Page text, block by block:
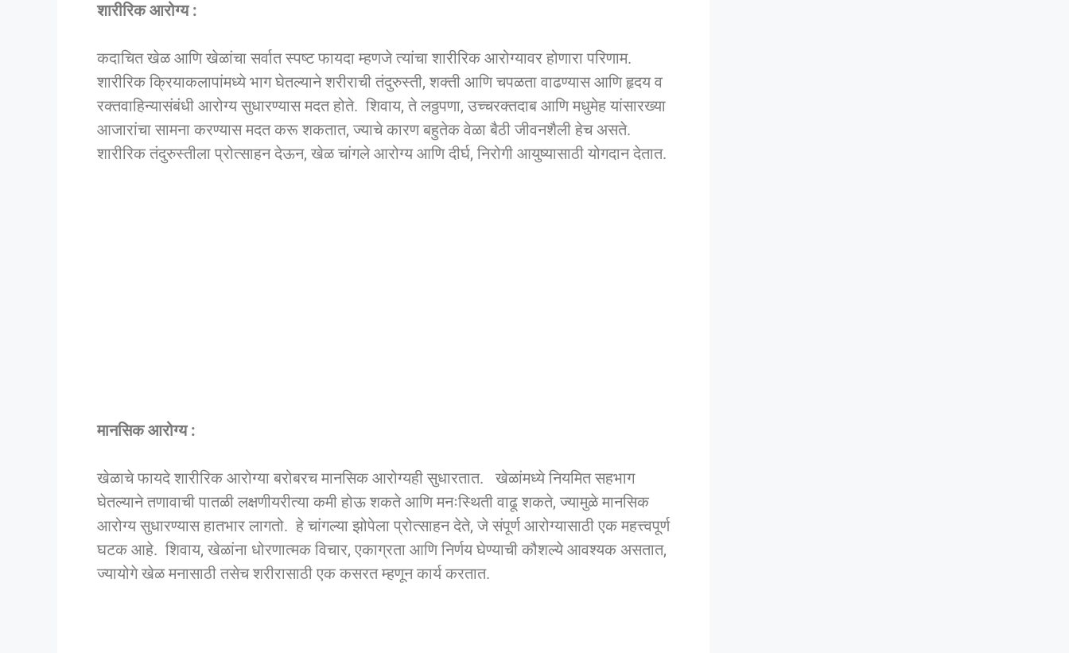
शारीरिक आरोग्य :
कदाचित खेळ आणि खेळांचा सर्वात स्पष्ट फायदा म्हणजे त्यांचा शारीरिक आरोग्यावर होणारा परिणाम.
शारीरिक क्रियाकलापांमध्ये भाग घेतल्याने शरीराची तंदुरुस्ती, शक्ती आणि चपळता वाढण्यास आणि हृदय व
रक्तवाहिन्यासंबंधी आरोग्य सुधारण्यास मदत होते. शिवाय, ते लठ्ठपणा, उच्चरक्तदाब आणि मधुमेह यांसारख्या
आजारांचा सामना करण्यास मदत करू शकतात, ज्याचे कारण बहुतेक वेळा बैठी जीवनशैली हेच असते.
शारीरिक तंदुरुस्तीला प्रोत्साहन देऊन, खेळ चांगले आरोग्य आणि दीर्घ, निरोगी आयुष्यासाठी योगदान देतात.
मानसिक आरोग्य :
खेळाचे फायदे शारीरिक आरोग्या बरोबरच मानसिक आरोग्यही सुधारतात. खेळांमध्ये नियमित सहभाग
घेतल्याने तणावाची पातळी लक्षणीयरीत्या कमी होऊ शकते आणि मनःस्थिती वाढू शकते, ज्यामुळे मानसिक
आरोग्य सुधारण्यास हातभार लागतो. हे चांगल्या झोपेला प्रोत्साहन देते, जे संपूर्ण आरोग्यासाठी एक महत्त्वपूर्ण
घटक आहे. शिवाय, खेळांना धोरणात्मक विचार, एकाग्रता आणि निर्णय घेण्याची कौशल्ये आवश्यक असतात,
ज्यायोगे खेळ मनासाठी तसेच शरीरासाठी एक कसरत म्हणून कार्य करतात.